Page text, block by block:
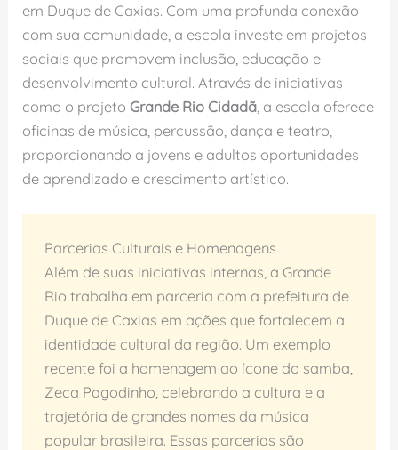
em Duque de Caxias. Com uma profunda conexão
com sua comunidade, a escola investe em projetos
sociais que promovem inclusão, educação e
desenvolvimento cultural. Através de iniciativas
como o projeto Grande Rio Cidadã , a escola oferece
oficinas de música, percussão, dança e teatro,
proporcionando a jovens e adultos oportunidades
de aprendizado e crescimento artístico.
Parcerias Culturais e Homenagens
Além de suas iniciativas internas, a Grande
Rio trabalha em parceria com a prefeitura de
Duque de Caxias em ações que fortalecem a
identidade cultural da região. Um exemplo
recente foi a homenagem ao ícone do samba,
Zeca Pagodinho, celebrando a cultura e a
trajetória de grandes nomes da música
popular brasileira. Essas parcerias são